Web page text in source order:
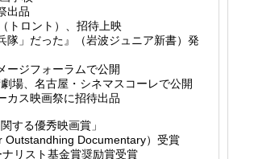
画祭出品
ロント）、招待上映
」だった』（岩波ジュニア新書）発
ジフォーラムで公開
場、名古屋・シネマスコーレで公開
ス映画祭に招待出品
関する優秀映画賞」
Outstandhing Documentary）受賞
リスト基金賞奨励賞受賞